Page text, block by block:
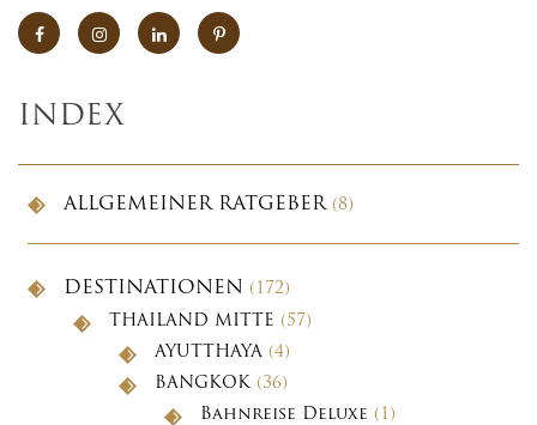
INDEX
ALLGEMEINER RATGEBER(8)
DESTINATIONEN (172)
THAILAND MITTE (57)
AYUTTHAYA (4)
BANGKOK(36)
Bahnreise Deluxe (1)